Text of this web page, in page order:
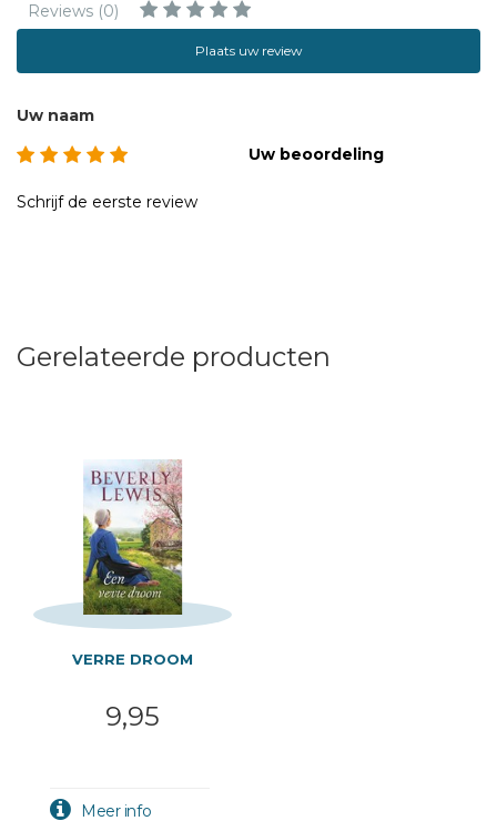
Reviews (0)
Plaats uw review
Uw naam
Uw beoordeling
Schrijf de eerste review
Gerelateerde producten
VERRE DROOM
9,95